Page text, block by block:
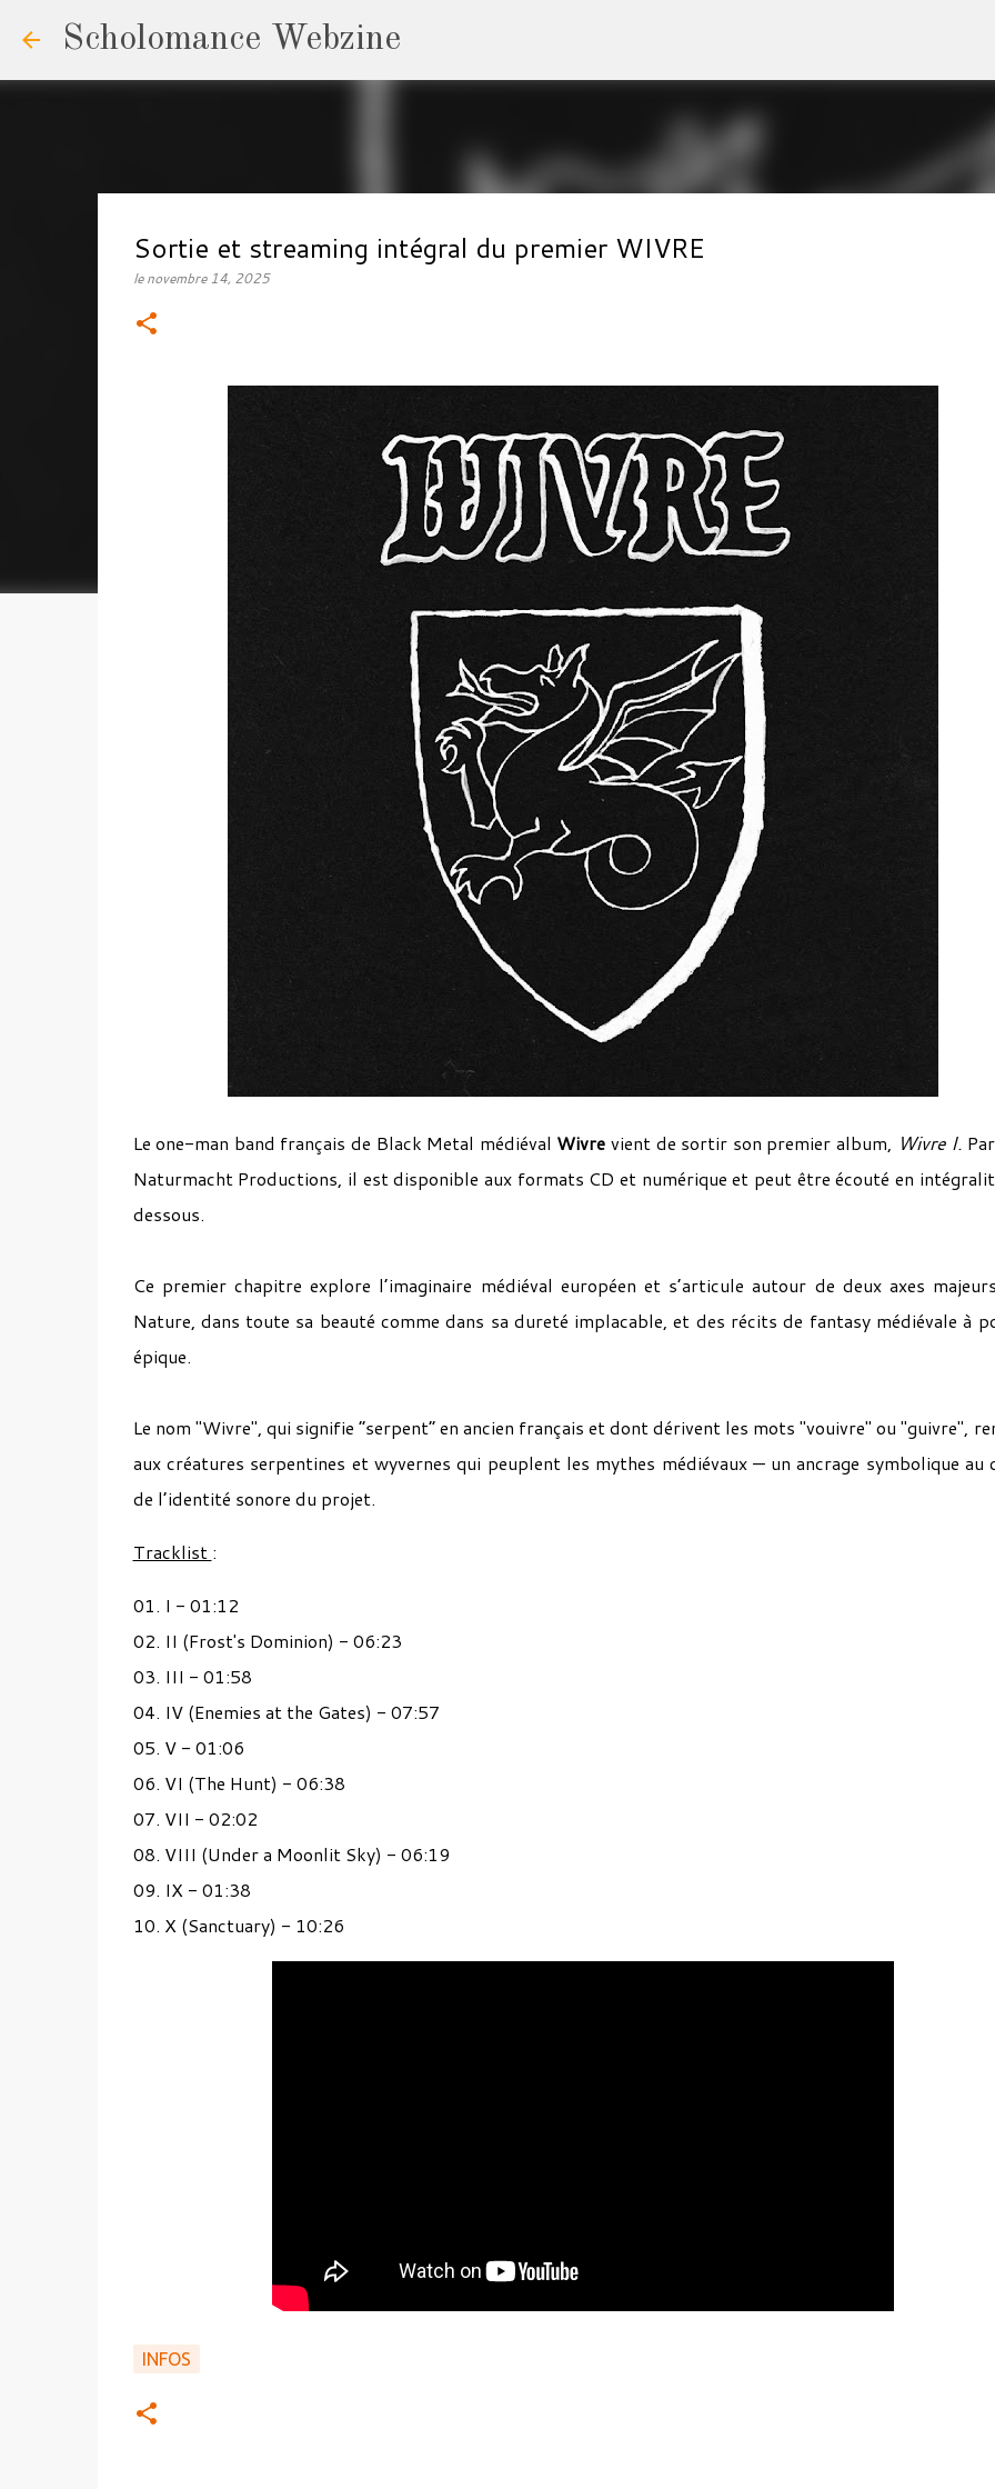
Scholomance Webzine
Sortie et streaming intégral du premier WIVRE
lenovembre 14, 2025
Le one-man band français de Black Metal médiéval Wivrevient de sortir son premier album, Wivre I.
Naturmacht Productions, il est disponible aux formats CD et numérique et peut être écouté en
dessous.
Ce premier chapitre explore l’imaginaire médiéval européen et s’articule autour de deux axes
Nature, dans toute sa beauté comme dans sa dureté implacable, et des récits de fantasy médiévale à
épique.
Le nom "Wivre", qui signifie “serpent” en ancien français et dont dérivent les mots "vouivre" ou "guivre",
aux créatures serpentines et wyvernes qui peuplent les mythes médiévaux — un ancrage symbolique
de l’identité sonore du projet.
Tracklist :
01. I - 01:12
02. II (Frost's Dominion) - 06:23
03. III - 01:58
04. IV (Enemies at the Gates) - 07:57
05. V - 01:06
06. VI (The Hunt) - 06:38
07. VII - 02:02
08. VIII (Under a Moonlit Sky) - 06:19
09. IX - 01:38
10. X (Sanctuary) - 10:26
INFOS